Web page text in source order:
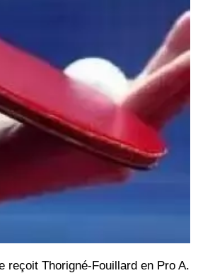
reçoit Thorigné-Fouillard en Pro A.